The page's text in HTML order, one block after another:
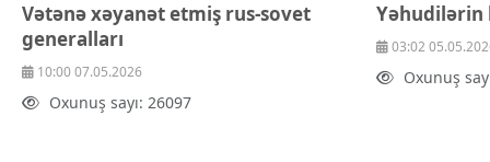
Vətənə xəyanət etmiş rus-sovet
generalları
10:00 07.05.2026
Oxunuş sayı: 26097
Yəhudilərin
03:02
Oxunuş